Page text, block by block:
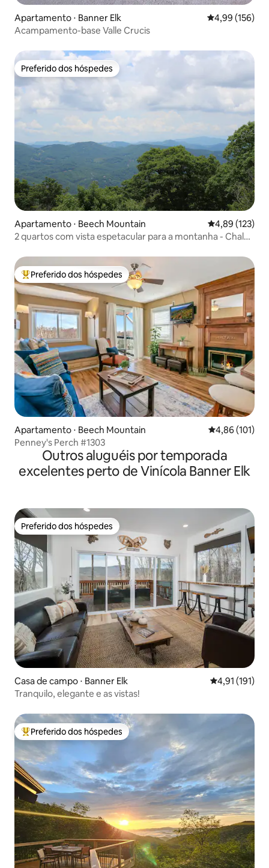
Apartamento ⋅ Banner Elk 4,99 de uma
4,99 (156)
Acampamento-base Valle Crucis
Preferido dos hóspedes
Preferido dos hóspedes
Apartamento ⋅ Beech Mountain 4,89 de uma
4,89 (123)
2 quartos com vista espetacular para a montanha - Chalé
Entre os melhores preferidos dos hóspedes
Preferido dos hóspedes
Apartamento ⋅ Beech Mountain 4,86 de uma
4,86 (101)
Penney's Perch #1303
Outros aluguéis por temporada
excelentes perto de Vinícola Banner Elk
Preferido dos hóspedes
Preferido dos hóspedes
Casa de campo ⋅ Banner Elk 4,91 de uma
4,91 (191)
Tranquilo, elegante e as vistas!
Entre os melhores preferidos dos hóspedes
Preferido dos hóspedes